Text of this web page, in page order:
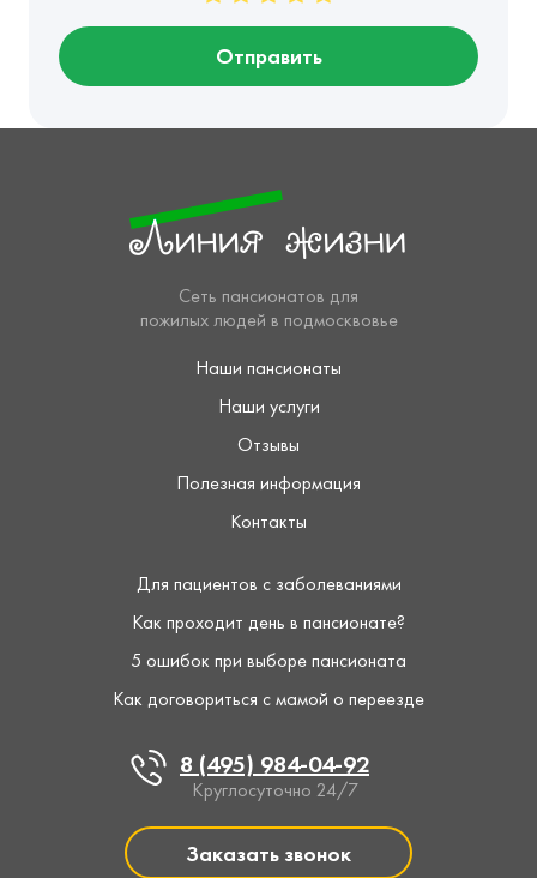
Отправить
Сеть пансионатов для
пожилых людей в подмосквовье
Наши пансионаты
Наши услуги
Отзывы
Полезная информация
Контакты
Для пациентов с заболеваниями
Как проходит день в пансионате?
5 ошибок при выборе пансионата
Как договориться с мамой о переезде
8 (495) 984-04-92
Круглосуточно 24/7
Заказать звонок